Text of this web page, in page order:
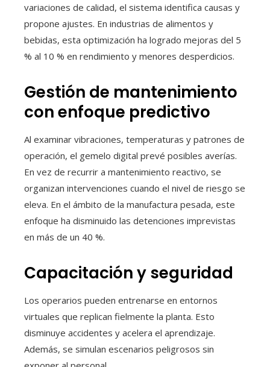
variaciones de calidad, el sistema identifica causas y
propone ajustes. En industrias de alimentos y
bebidas, esta optimización ha logrado mejoras del 5
% al 10 % en rendimiento y menores desperdicios.
Gestión de mantenimiento
con enfoque predictivo
Al examinar vibraciones, temperaturas y patrones de
operación, el gemelo digital prevé posibles averías.
En vez de recurrir a mantenimiento reactivo, se
organizan intervenciones cuando el nivel de riesgo se
eleva. En el ámbito de la manufactura pesada, este
enfoque ha disminuido las detenciones imprevistas
en más de un 40 %.
Capacitación y seguridad
Los operarios pueden entrenarse en entornos
virtuales que replican fielmente la planta. Esto
disminuye accidentes y acelera el aprendizaje.
Además, se simulan escenarios peligrosos sin